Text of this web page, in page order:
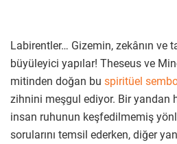
Labirentler… Gizemin, zekânın ve
büyüleyici yapılar! Theseus ve
mitinden doğan bu spiritüel
zihnini meşgul ediyor. Bir yandan
insan ruhunun keşfedilmemiş
sorularını temsil ederken, diğer